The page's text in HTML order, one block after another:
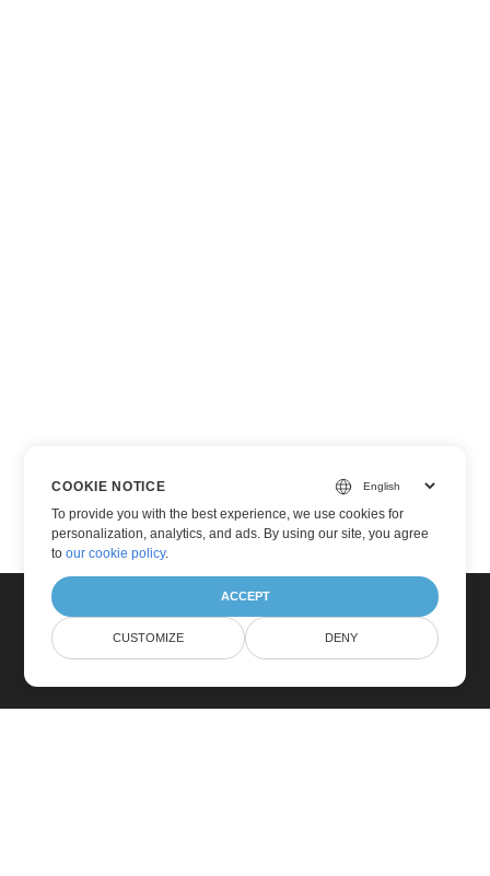
COOKIE NOTICE
To provide you with the best experience, we use cookies for
personalization, analytics, and ads. By using our site, you agree
toour cookie policy.
ACCEPT
CUSTOMIZE DENY